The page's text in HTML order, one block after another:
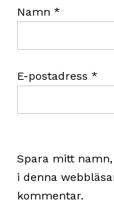
Namn *
E-postadress *
Spara mitt
i denna
kommentar.